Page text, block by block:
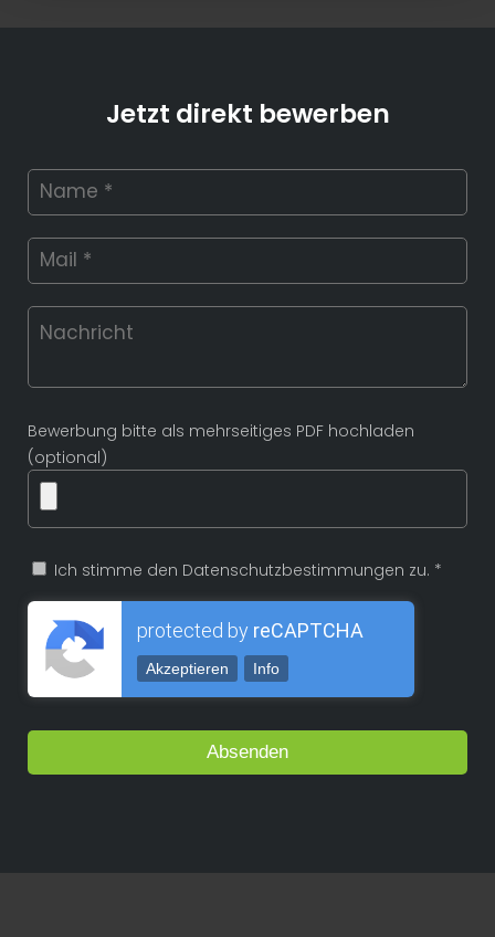
Jetzt direkt bewerben
Bewerbung bitte als mehrseitiges PDF hochladen
(optional)
Ich stimme den Datenschutzbestimmungen zu. *
protected by reCAPTCHA
Akzeptieren Info